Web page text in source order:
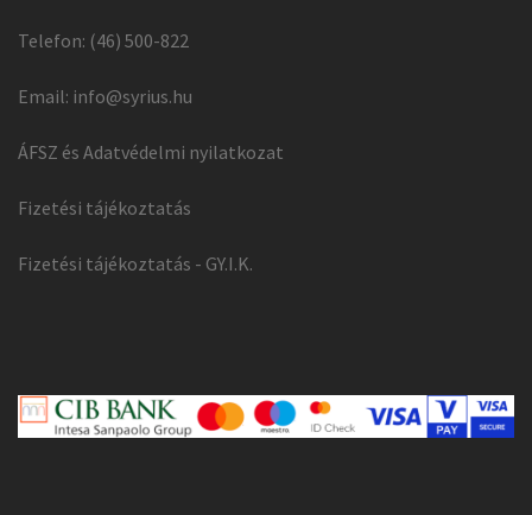
Telefon: (46) 500-822
Email: info@syrius.hu
ÁFSZ és Adatvédelmi nyilatkozat
Fizetési tájékoztatás
Fizetési tájékoztatás - GY.I.K.